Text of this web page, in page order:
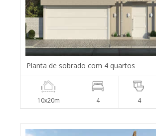
Planta de sobrado com 4 quartos
10x20m 4 4